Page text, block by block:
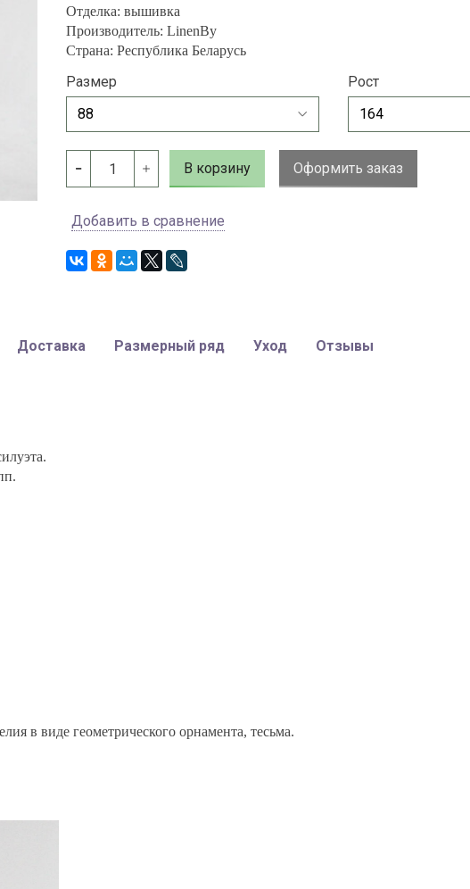
Отделка: вышивка
Производитель: LinenBy
Страна: Республика Беларусь
Размер Рост
В корзину Оформить заказ
Добавить в сравнение
в виде геометрического орнамента, тесьма.
Доставка Размерный ряд Уход Отзывы